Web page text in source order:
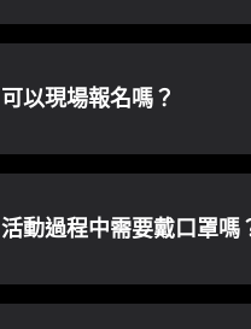
可以現場報名嗎？
活動過程中需要戴口罩嗎